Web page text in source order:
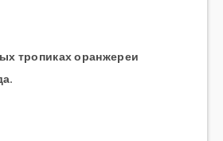
тропиках оранжереи